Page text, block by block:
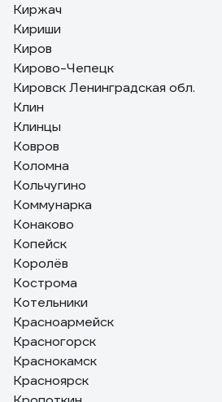
Киржач
Кириши
Киров
Кирово-Чепецк
Кировск Ленинградская обл.
Клин
Клинцы
Ковров
Коломна
Кольчугино
Коммунарка
Конаково
Копейск
Королёв
Кострома
Котельники
Красноармейск
Красногорск
Краснокамск
Красноярск